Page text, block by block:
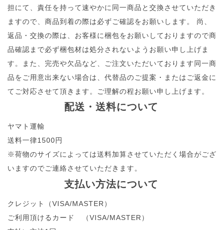
担にて、責任を持って速やかに同一商品と交換させていただき
ますので、商品到着の際は必ずご確認をお願いします。 尚、
返品・交換の際は、お客様に梱包をお願いしておりますので商
品確認まで必ず梱包材は処分されないようお願い申し上げま
す。また、完売や欠品など、ご注文いただいております同一商
品をご用意出来ない場合は、代替品のご提案・またはご返金に
てご対応させて頂きます。ご理解の程お願い申し上げます。
配送・送料について
ヤマト運輸
送料一律1500円
※荷物のサイズによっては送料加算させていただく場合がござ
いますのでご連絡させていただきます。
支払い方法について
クレジット（VISA/MASTER）
ご利用頂けるカード （VISA/MASTER）